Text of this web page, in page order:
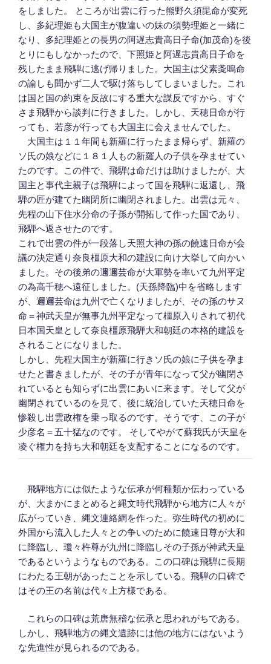
をしました。 ところが出雲に行った熊野久須毘命が変死
し、多紀理姫も大国主が腹違いの妹の須勢理姫と一緒に
なり、多紀理姫との長男の阿遅志貴高日子命(加茂命)を後
とりにもしなかったので、下照姫と阿遅志貴高日子命を
残したまま飛騨に逃げ帰りました。大国主は父素戔嗚命
の諭しも聞かず二人で駆け落ちしてしまいました。これ
は国と国の約束を反故にする重大な謀反ですから、すぐ
さま飛騨から談判に行きました。しかし、天穂日命が行
っても、若彦が行っても大国主に会えませんでした。
大国主は１１年間も新羅に行ったまま帰らず、新羅の
ソ氏の娘などに１８１人もの新羅人の子供を孕ませてい
たのです。この件で、飛騨は命だけは助けましたが、大
国主と事代主親子は飛騨によって国を飛騨に返還し、飛
騨の匠が建てた幽閉所に幽閉されました。出雲は元々、
先程の山下住水分命の子孫が開拓して作った国であり、
飛騨へ返させたのです。
これで出雲の件が一段落し天照大神の孫の饒速日命が会
議の決定通り奈良橿原大和の建設に向け大挙して向かい
ました。その後弟の邇邇芸命が大軍勢を率いて九州平定
の為高千穂へ遠征しました。(天孫降臨)中を省略します
が、邇邇芸命は九州で亡くなりましたが、その孫のサヌ
命＝神武天皇が無事九州平定なって橿原入りされて初代
日本国天皇として奈良橿原飛騨大和朝廷の本格的建設を
されることになりました。
しかし、先程大国主が新羅に行きソ氏の娘に子供を孕ま
せたと書きましたが、その子が青年になって父が幽閉さ
れているとも知らずに出雲にあいに来ます。そして父が
幽閉されているのを見て、後に統治していた天穂日命を
惨殺し出雲政権を乗っ取るのです。そうです、この子が
少彦名＝五十猛なのです。 そしてやがて蘇我氏が天皇を
凌ぐ権力を持ち大和朝廷を支配することになるのです。
飛騨地方には似たような伝承が何種類か伝わっている
が、大まかにまとめると縄文時代飛騨から地方に人々が
広がっていき、縄文連絡網を作った。弥生時代の初めに
外国から流入した人々との争いのために饒速日尊が大和
に降臨し、瓊々杵尊が九州に降臨しその子孫が神武天皇
であるというようなものである。この口碑は飛騨に長期
にわたる王朝があったことを示している。飛騨の口碑で
はその王の名前は代々上方様である。
これらの口碑は荒唐無稽な伝承と思われがちである。
しかし、飛騨地方の縄文遺跡には他の地方にはないよう
な先進性が見られるのである。